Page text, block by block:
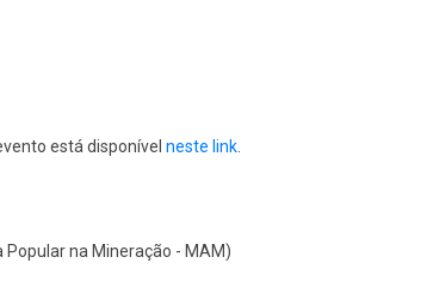
está disponível neste link
na Mineração - MAM)